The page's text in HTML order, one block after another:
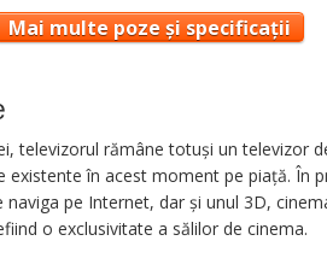
Mai multe poze și specificații
televizorul rămâne totuşi un televizor
existente în acest moment pe piaţă. În
naviga pe Internet, dar şi unul 3D,
o exclusivitate a sălilor de cinema.